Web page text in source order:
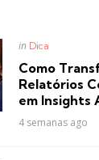
Posted
in Dica
Como
Relatórios
em Insights
4 semanas ago